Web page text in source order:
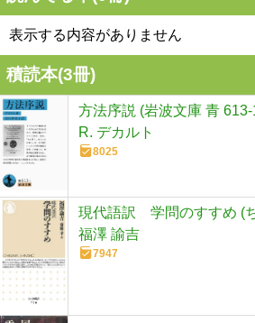
表示する内容がありません
積読本(3冊)
方法序説 (岩波文庫 青 613-
R. デカルト
8025
現代語訳 学問のすすめ (
福澤 諭吉
7947